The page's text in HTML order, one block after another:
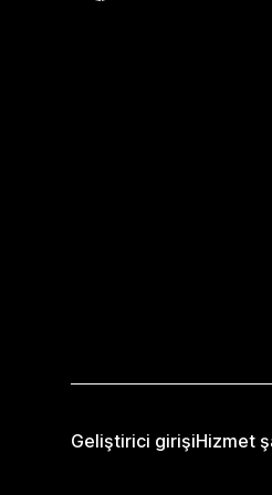
Geliştirici girişiHizmet